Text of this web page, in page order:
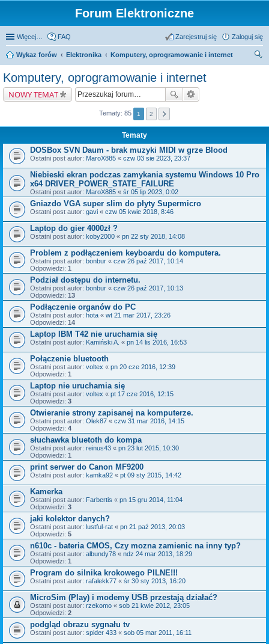
Forum Elektroniczne
Więcej… FAQ Zaloguj się
Zarejestruj się
Wykaz forów Elektronika
Komputery, oprogramowanie i internet
Komputery, oprogramowanie i internet
NOWY TEMAT
Tematy: 85 1 2
Tematy
DOSBox SVN Daum - brak muzyki MIDI w grze Blood
Ostatni post autor: MaroX885 « czw 03 sie 2023, 23:37
Niebieski ekran podczas zamykania systemu Windows 10 Pro
x64 DRIVER_POWER_STATE_FAILURE
Ostatni post autor: MaroX885 « śr 05 lip 2023, 0:02
Gniazdo VGA super slim do płyty Supermicro
Ostatni post autor: gavi « czw 05 kwie 2018, 8:46
Laptop do gier 4000zł ?
Ostatni post autor: koby2000 « pn 22 sty 2018, 14:08
Problem z podłączeniem keyboardu do komputera.
Ostatni post autor: bonbur « czw 26 paź 2017, 10:14
Odpowiedzi: 1
Podział dostępu do internetu.
Ostatni post autor: bonbur « czw 26 paź 2017, 10:13
Odpowiedzi: 13
Podłączenie organów do PC
Ostatni post autor: hota « wt 21 mar 2017, 23:26
Odpowiedzi: 14
Laptop IBM T42 nie uruchamia się
Ostatni post autor: Kamiński A. « pn 14 lis 2016, 16:53
Połączenie bluetooth
Ostatni post autor: voltex « pn 20 cze 2016, 12:39
Odpowiedzi: 1
Laptop nie uruchamia się
Ostatni post autor: voltex « pt 17 cze 2016, 12:15
Odpowiedzi: 3
Otwieranie strony zapisanej na komputerze.
Ostatni post autor: Olek87 « czw 31 mar 2016, 14:15
Odpowiedzi: 4
słuchawka bluetoth do kompa
Ostatni post autor: reinus43 « pn 23 lut 2015, 10:30
Odpowiedzi: 1
print serwer do Canon MF9200
Ostatni post autor: kamka92 « pt 09 sty 2015, 14:42
Kamerka
Ostatni post autor: Farbertis « pn 15 gru 2014, 11:04
Odpowiedzi: 3
jaki kolektor danych?
Ostatni post autor: lustful-rat « pn 21 paź 2013, 20:03
Odpowiedzi: 5
n610c - bateria CMOS, Czy mozna zamienic na inny typ?
Ostatni post autor: albundy78 « ndz 24 mar 2013, 18:29
Odpowiedzi: 1
Program do silnika krokowego PILNE!!!
Ostatni post autor: rafalekk77 « śr 30 sty 2013, 16:20
MicroSim (Play) i modemy USB przestają działać?
Ostatni post autor: rzekomo « sob 21 kwie 2012, 23:05
Odpowiedzi: 2
podgląd obrazu sygnału tv
Ostatni post autor: spider 433 « sob 05 mar 2011, 16:11